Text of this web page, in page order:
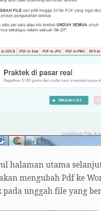
halaman utama
mengubah Pdf ke
unggah file yang